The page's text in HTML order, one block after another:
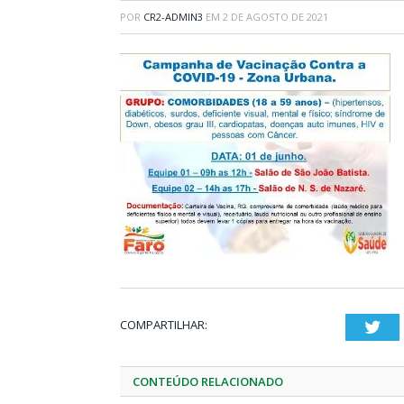
POR CR2-ADMIN3 EM 2 DE AGOSTO DE 2021
COMPARTILHAR:
CONTEÚDO RELACIONADO